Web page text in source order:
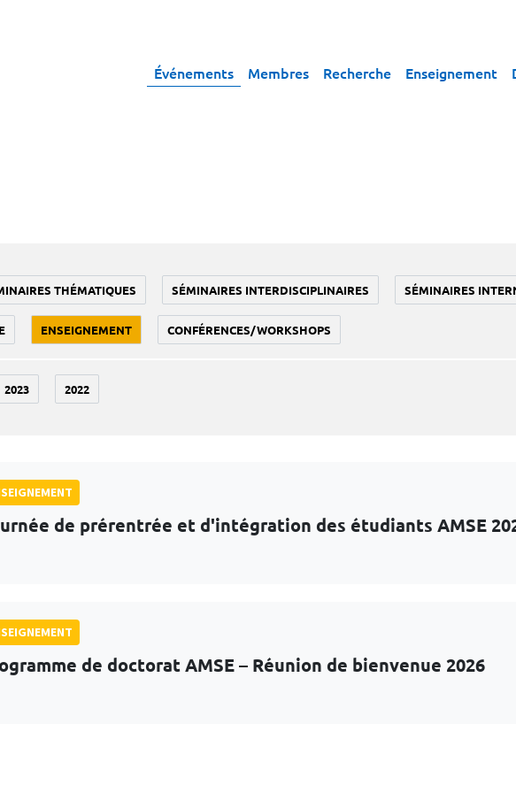
Événements Membres Recherche Enseignement
THÉMATIQUES SÉMINAIRES INTERDISCIPLINAIRES SÉMINAIRES
ENSEIGNEMENT CONFÉRENCES/WORKSHOPS
2023 2022
de prérentrée et d'intégration des étudiants AMSE
de doctorat AMSE – Réunion de bienvenue 2026